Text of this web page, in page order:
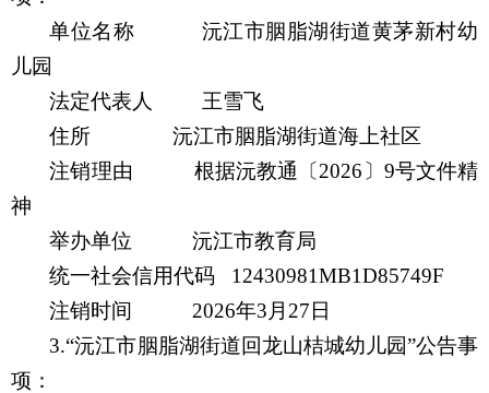
单位名称
沅江市胭脂湖街道黄茅新村幼
儿园
法定代表人
王雪飞
住所
沅江市胭脂湖街道海上社区
注销理由
根据沅教通 〔 2026 〕 9号文件精
神
举办单位
沅江市教育局
统一社会信用代码
12430981MB1D85749F
注销时间
2026年3 月 27 日
3.“沅江市胭脂湖街道回龙山桔城幼儿园”公告事
项：